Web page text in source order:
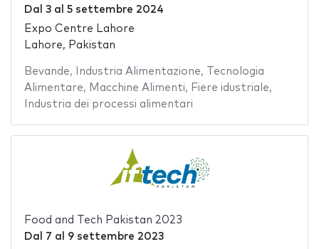
Dal 3al 5 settembre 2024
Expo Centre Lahore
Lahore, Pakistan
Bevande, Industria Alimentazione,
Tecnologia
Alimentare, Macchine Alimenti, Fiere idustriale,
Industria dei processi alimentari
Food and Tech Pakistan 2023
Dal 7 al 9 settembre 2023